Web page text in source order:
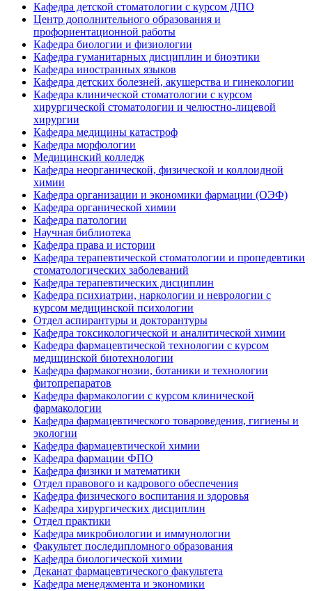
Кафедра детской стоматологии с курсом ДПО
Центр дополнительного образования и
профориентационной работы
Кафедра биологии и физиологии
Кафедра гуманитарных дисциплин и биоэтики
Кафедра иностранных языков
Кафедра детских болезней, акушерства и гинекологии
Кафедра клинической стоматологии с курсом
хирургической стоматологии и челюстно-лицевой
хирургии
Кафедра медицины катастроф
Кафедра морфологии
Медицинский колледж
Кафедра неорганической, физической и коллоидной
химии
Кафедра организации и экономики фармации (ОЭФ)
Кафедра органической химии
Кафедра патологии
Научная библиотека
Кафедра права и истории
Кафедра терапевтической стоматологии и пропедевтики
стоматологических заболеваний
Кафедра терапевтических дисциплин
Кафедра психиатрии, наркологии и неврологии с
курсом медицинской психологии
Отдел аспирантуры и докторантуры
Кафедра токсикологической и аналитической химии
Кафедра фармацевтической технологии с курсом
медицинской биотехнологии
Кафедра фармакогнозии, ботаники и технологии
фитопрепаратов
Кафедра фармакологии с курсом клинической
фармакологии
Кафедра фармацевтического товароведения, гигиены и
экологии
Кафедра фармацевтической химии
Кафедра фармации ФПО
Кафедра физики и математики
Отдел правового и кадрового обеспечения
Кафедра физического воспитания и здоровья
Кафедра хирургических дисциплин
Отдел практики
Кафедра микробиологии и иммунологии
Факультет последипломного образования
Кафедра биологической химии
Деканат фармацевтического факультета
Кафедра менеджмента и экономики